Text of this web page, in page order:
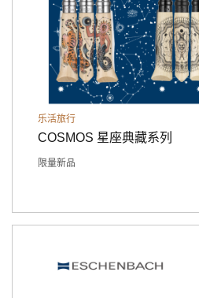
乐活旅行
COSMOS 星座典藏系列
限量新品